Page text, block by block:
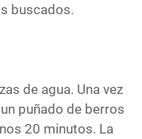
buscados.
de agua. Una vez
puñado de berros
20 minutos. La